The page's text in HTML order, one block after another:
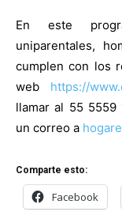
En este
uniparentales,
cumplen con los
web https://
llamar al 55 5559
un correo a
Comparte esto:
Facebook